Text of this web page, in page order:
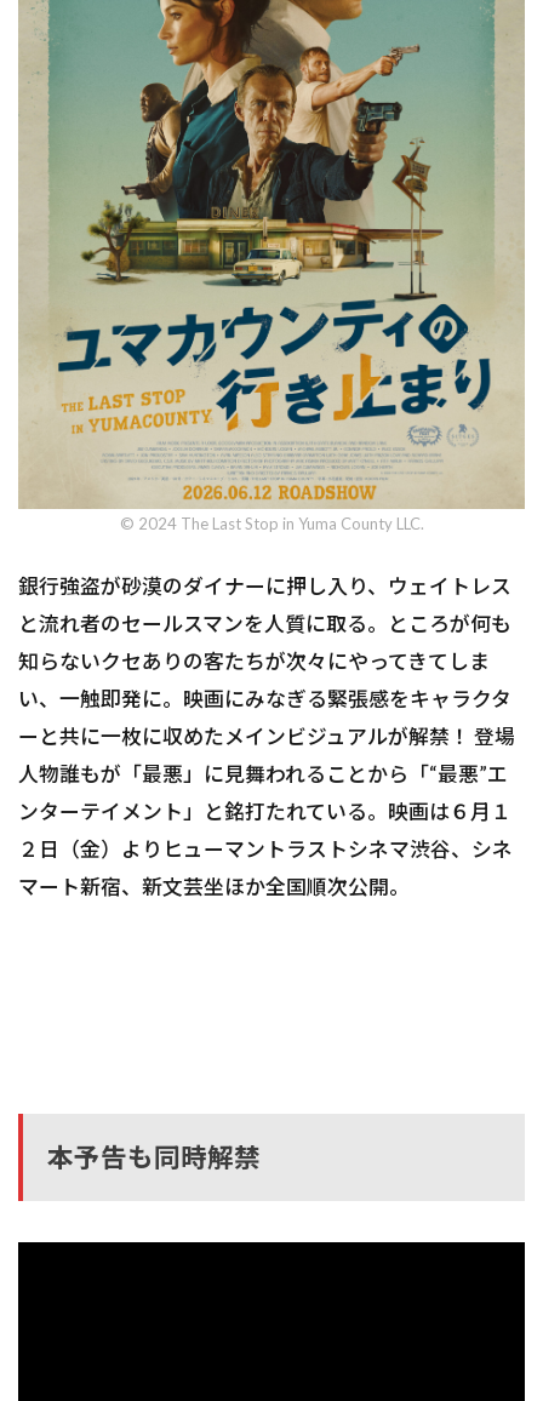
© 2024 The Last Stop in Yuma County LLC.
銀行強盗が砂漠のダイナーに押し入り、ウェイトレス
と流れ者のセールスマンを人質に取る。ところが何も
知らないクセありの客たちが次々にやってきてしま
い、一触即発に――。映画にみなぎる緊張感をキャラクタ
ーと共に一枚に収めたメインビジュアルが解禁！ 登場
人物誰もが「最悪」に見舞われることから「“最悪”エ
ンターテイメント」と銘打たれている。映画は６月１
２日（金）よりヒューマントラストシネマ渋谷、シネ
マート新宿、新文芸坐ほか全国順次公開。
本予告も同時解禁